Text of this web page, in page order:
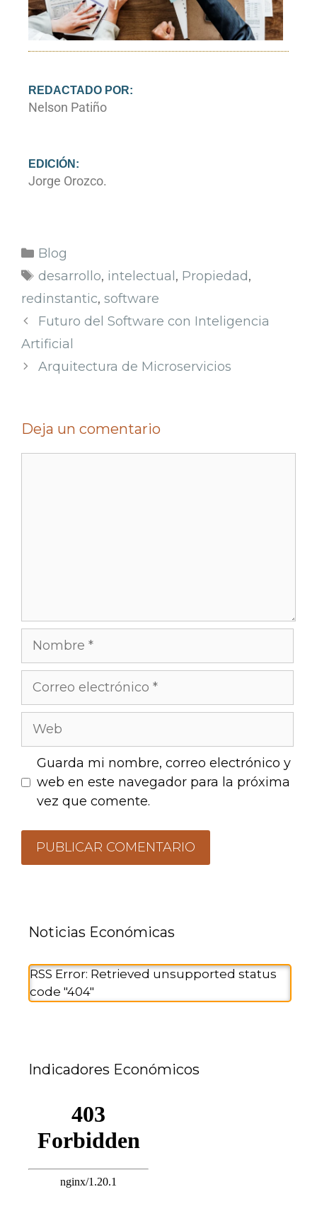
REDACTADO POR:
Nelson Patiño
EDICIÓN:
Jorge Orozco.
Blog
desarrollo, intelectual , Propiedad,
redinstantic, software
Futuro del Software con Inteligencia
Artificial
Arquitectura de Microservicios
Deja un comentario
Guarda mi nombre, correo electrónico y
web en este navegador para la próxima
vez que comente.
Noticias Económicas
RSS Error: Retrieved unsupported status
code "404"
Indicadores Económicos